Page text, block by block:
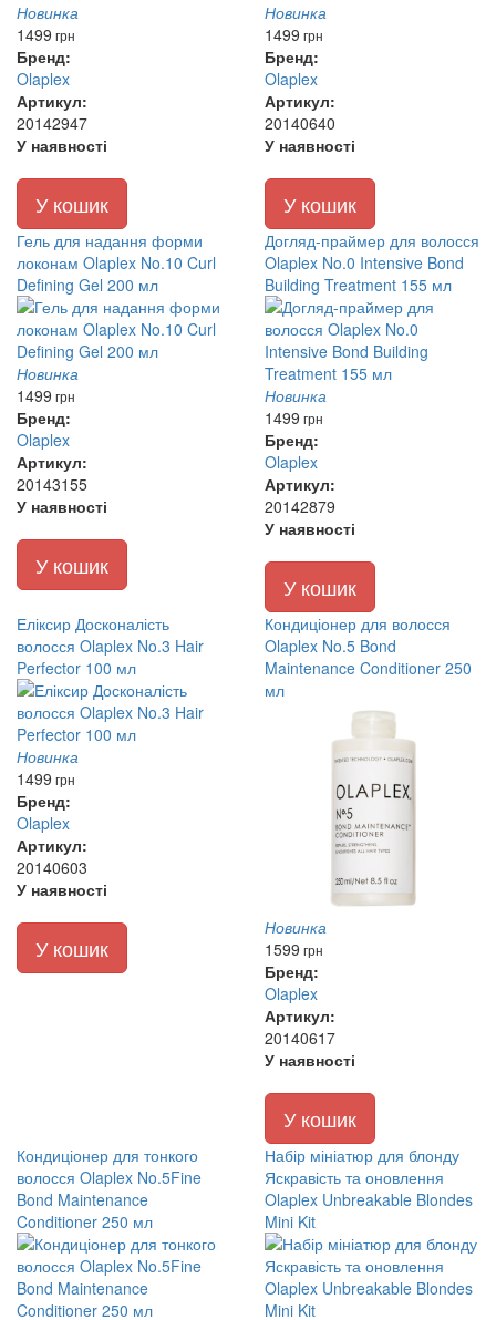
Новинка
1499 грн
Бренд:
Olaplex
Артикул:
20142947
У наявності
У кошик
Новинка
1499 грн
Бренд:
Olaplex
Артикул:
20140640
У наявності
У кошик
Гель для надання форми
локонам Olaplex No.10 Curl
Defining Gel 200 мл
Новинка
1499 грн
Бренд:
Olaplex
Артикул:
20143155
У наявності
У кошик
Догляд-праймер для волосся
Olaplex No.0 Intensive Bond
Building Treatment 155 мл
Новинка
1499 грн
Бренд:
Olaplex
Артикул:
20142879
У наявності
У кошик
Еліксир Досконалість
волосся Olaplex No.3 Hair
Perfector 100 мл
Новинка
1499 грн
Бренд:
Olaplex
Артикул:
20140603
У наявності
У кошик
Кондиціонер для волосся
Olaplex No.5 Bond
Maintenance Conditioner 250
мл
Новинка
1599 грн
Бренд:
Olaplex
Артикул:
20140617
У наявності
У кошик
Кондиціонер для тонкого
волосся Olaplex No.5Fine
Bond Maintenance
Conditioner 250 мл
Набір мініатюр для блонду
Яскравість та оновлення
Olaplex Unbreakable Blondes
Mini Kit